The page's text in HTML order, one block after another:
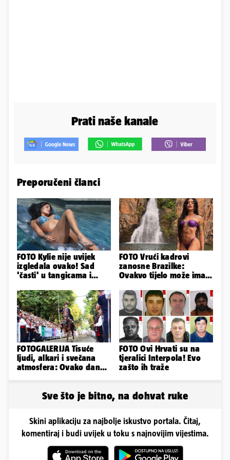
Prati naše kanale
Preporučeni članci
FOTO Kylie nije uvijek
izgledala ovako! Sad
'časti' u tangicama i
nož'...
FOTO Vrući kadrovi
zanosne Brazilke:
Ovakvo tijelo može imati
FOTOGALERIJA Tisuće
ljudi, alkari i svečana
atmosfera: Ovako danas
FOTO Ovi Hrvati su na
tjeralici Interpola! Evo
zašto ih traže
Sve što je bitno, na dohvat ruke
Skini aplikaciju za najbolje iskustvo portala. Čitaj,
komentiraj i budi uvijek u toku s najnovijim vijestima.